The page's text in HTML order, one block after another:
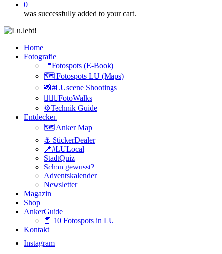
0
was successfully added to your cart.
Home
Fotografie
📍Fotospots (E-Book)
🗺️ Fotospots LU (Maps)
📸#LUscene Shootings
🚶🏻‍♂️FotoWalks
⚙️Technik Guide
Entdecken
🗺️ Anker Map
⚓️ StickerDealer
📍#LULocal
StadtQuiz
Schon gewusst?
Adventskalender
Newsletter
Magazin
Shop
AnkerGuide
📕 10 Fotospots in LU
Kontakt
Instagram